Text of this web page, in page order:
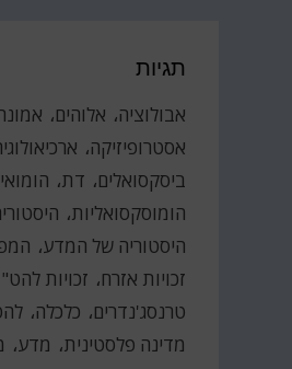
תגיות
אבולוציה אלוהים
אסטרופיזיקה
ביסקסואלים
דת
הומוסקסואליות
היסטוריה של המדע
זכויות אזרח
זכויות
טרנסג'נדרים
כלכלה
מדינה פלסטינית
מדע